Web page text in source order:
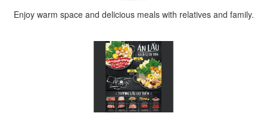
Enjoy warm space and delicious meals with relatives and family.